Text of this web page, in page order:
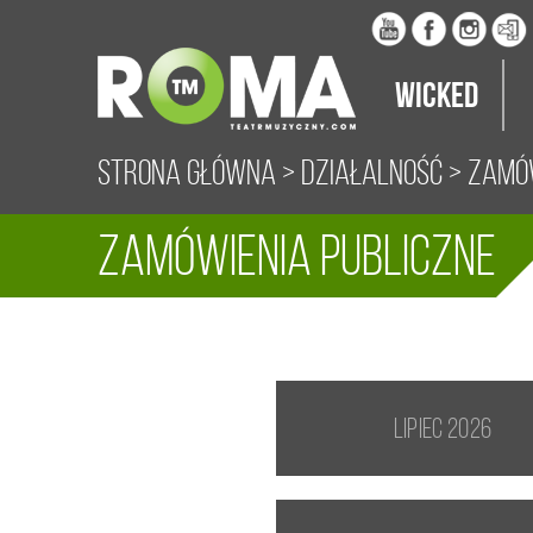
Wicked
Strona główna > Działalność>
Zamówienia publiczne
lipiec 2026